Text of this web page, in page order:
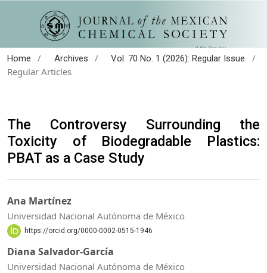
Home / Archives / Vol. 70 No. 1 (2026): Regular Issue
/
Regular Articles
The Controversy Surrounding the
Toxicity of Biodegradable Plastics:
PBAT as a Case Study
Ana Martínez
Universidad Nacional Autónoma de México
https://orcid.org/0000-0002-0515-1946
Diana Salvador-García
Universidad Nacional Autónoma de México